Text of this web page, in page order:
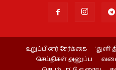
உறுப்பினர் சேர்க்கை ‘துளி’
செய்திகள் அனுப்ப